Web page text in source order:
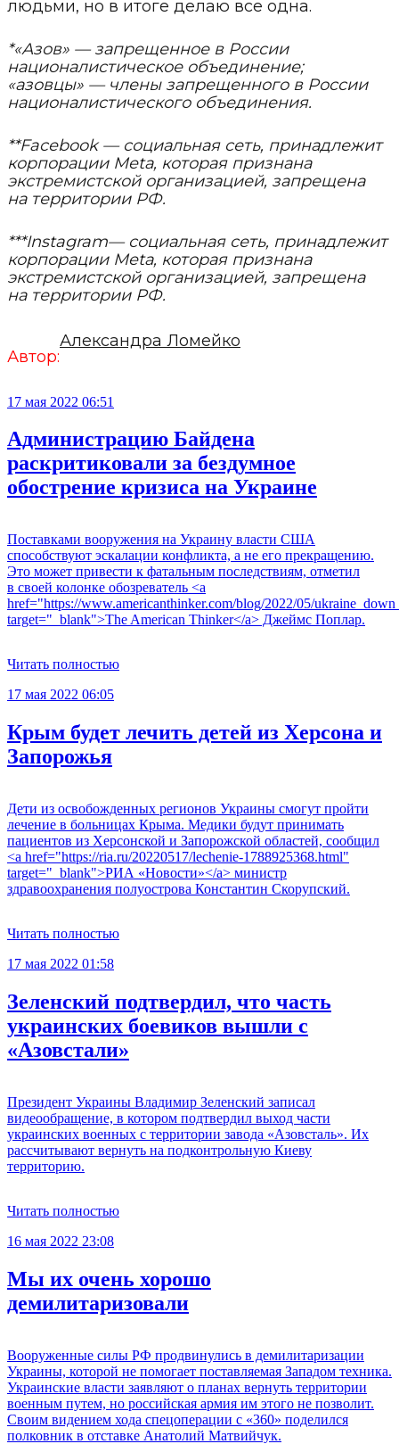
людьми, но в итоге делаю все одна.
*«Азов» — запрещенное в России
националистическое объединение;
«азовцы» — члены запрещенного в России
националистического объединения.
**Facebook — социальная сеть, принадлежит
корпорации Metа, которая признана
экстремистской организацией, запрещена
на территории РФ.
***Instagram— социальная сеть, принадлежит
корпорации Metа, которая признана
экстремистской организацией, запрещена
на территории РФ.
Автор:
Александра Ломейко
17 мая 2022 06:51
Администрацию Байдена
раскритиковали за бездумное
обострение кризиса на Украине
Поставками вооружения на Украину власти США
способствуют эскалации конфликта, а не его прекращению.
Это может привести к фатальным последствиям, отметил
в своей колонке обозреватель <a
href="https://www.americanthinker.com/blog/2022/05/
target="_blank">The American Thinker</a> Джеймс Поплар.
Читать полностью
17 мая 2022 06:05
Крым будет лечить детей из Херсона и
Запорожья
Дети из освобожденных регионов Украины смогут пройти
лечение в больницах Крыма. Медики будут принимать
пациентов из Херсонской и Запорожской областей, сообщил
<a href="https://ria.ru/20220517/lechenie-1788925368.html"
target="_blank">РИА «Новости»</a> министр
здравоохранения полуострова Константин Скорупский.
Читать полностью
17 мая 2022 01:58
Зеленский подтвердил, что часть
украинских боевиков вышли с
«Азовстали»
Президент Украины Владимир Зеленский записал
видеообращение, в котором подтвердил выход части
украинских военных с территории завода «Азовсталь». Их
рассчитывают вернуть на подконтрольную Киеву
территорию.
Читать полностью
16 мая 2022 23:08
Мы их очень хорошо
демилитаризовали
Вооруженные силы РФ продвинулись в демилитаризации
Украины, которой не помогает поставляемая Западом техника.
Украинские власти заявляют о планах вернуть территории
военным путем, но российская армия им этого не позволит.
Своим видением хода спецоперации с «360» поделился
полковник в отставке Анатолий Матвийчук.